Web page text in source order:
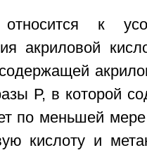
к
акриловой
Р, в которой
по меньшей
кислоту и